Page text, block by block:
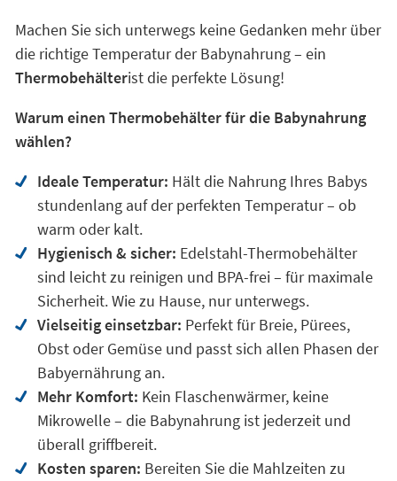
Machen Sie sich unterwegs keine Gedanken mehr über
die richtige Temperatur der Babynahrung – ein
Thermobehälterist die perfekte Lösung!
Warum einen Thermobehälter für die Babynahrung
wählen?
Ideale Temperatur: Hält die Nahrung Ihres Babys
stundenlang auf der perfekten Temperatur – ob
warm oder kalt.
Hygienisch & sicher: Edelstahl-Thermobehälter
sind leicht zu reinigen und BPA-frei – für maximale
Sicherheit. Wie zu Hause, nur unterwegs.
Vielseitig einsetzbar: Perfekt für Breie, Pürees,
Obst oder Gemüse und passt sich allen Phasen der
Babyernährung an.
Mehr Komfort: Kein Flaschenwärmer, keine
Mikrowelle – die Babynahrung ist jederzeit und
überall griffbereit.
Kosten sparen: Bereiten Sie die Mahlzeiten zu